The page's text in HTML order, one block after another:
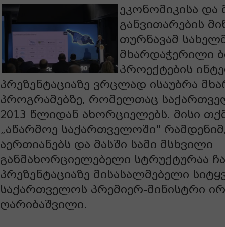
ეკონომიკისა
განვითარების
თურნავამ
მხარდაჭერილი
პროექტების
პრეზენტაციაზე ვრცლად ისაუბრა
პროგრამებზე, რომელთაც
2013 წლიდან ახორციელებს. მისი
„აწარმოე საქართველოში"
აერთიანებს და მასში სამი მსხვილი
განმახორციელებელი სტრუქტურაა
პრეზენტაციაზე მისასალმებელი
საქართველოს პრემიერ-მინისტრი
ღარიბაშვილი.